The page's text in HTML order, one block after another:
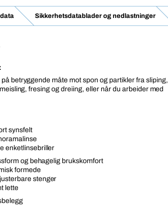
Sikkerhetsdatablader og nedlastninger
betryggende måte mot spon og partikler fra sliping,
fresing og dreiing, eller når du arbeider med
synsfelt
enketlinsebriller
og behagelig brukskomfort
formede
stenger
lette